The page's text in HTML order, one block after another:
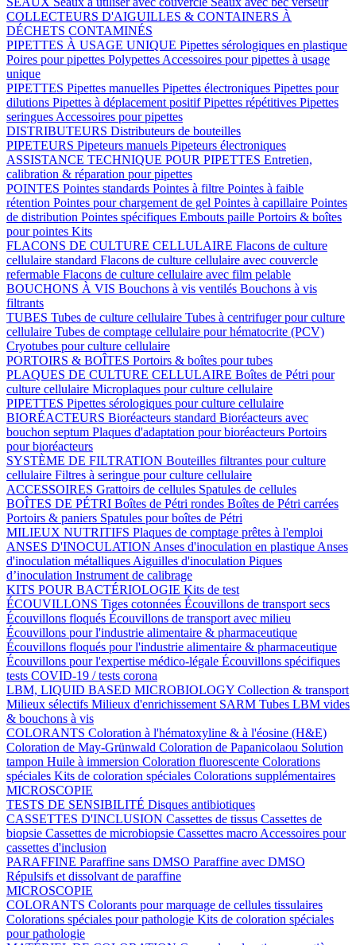
COLLECTEURS D'AIGUILLES & CONTAINERS À
DÉCHETS CONTAMINÉS
PIPETTES À USAGE UNIQUE Pipettes sérologiques en plastique
Poires pour pipettes Polypettes Accessoires pour pipettes à usage
unique
PIPETTES Pipettes manuelles Pipettes électroniques Pipettes pour
dilutions Pipettes à déplacement positifPipettes répétitives Pipettes
seringues Accessoires pour pipettes
DISTRIBUTEURS Distributeurs de bouteilles
PIPETEURS Pipeteurs manuels Pipeteurs électroniques
ASSISTANCE TECHNIQUE POUR PIPETTES Entretien,
calibration & réparation pour pipettes
POINTES Pointes standards Pointes à filtre Pointes à faible
rétention Pointes pour chargement de gel Pointes à capillaire Pointes
de distribution Pointes spécifiques Embouts paille Portoirs & boîtes
pour pointes Kits
FLACONS DE CULTURE CELLULAIRE Flacons de culture
cellulaire standard Flacons de culture cellulaire avec couvercle
refermable Flacons de culture cellulaire avec film pelable
BOUCHONS À VIS Bouchons à vis ventilés Bouchons à vis
filtrants
TUBES Tubes de culture cellulaire Tubes à centrifuger pour culture
cellulaire Tubes de comptage cellulaire pour hématocrite (PCV)
Cryotubes pour culture cellulaire
PORTOIRS & BOÎTES Portoirs & boîtes pour tubes
PLAQUES DE CULTURE CELLULAIRE Boîtes de Pétri pour
culture cellulaire Microplaques pour culture cellulaire
PIPETTES Pipettes sérologiques pour culture cellulaire
BIORÉACTEURS Bioréacteurs standard Bioréacteurs avec
bouchon septum Plaques d'adaptation pour bioréacteurs Portoirs
pour bioréacteurs
SYSTÈME DE FILTRATION Bouteilles filtrantes pour culture
cellulaire Filtres à seringue pour culture cellulaire
ACCESSOIRES Grattoirs de cellules Spatules de cellules
BOÎTES DE PÉTRI Boîtes de Pétri rondes Boîtes de Pétri carrées
Portoirs & paniers Spatules pour boîtes de Pétri
MILIEUX NUTRITIFS Plaques de comptage prêtes à l'emploi
ANSES D'INOCULATION Anses d'inoculation en plastique Anses
d'inoculation métalliques Aiguilles d'inoculation Piques
d’inoculation Instrument de calibrage
KITS POUR BACTÉRIOLOGIE Kits de test
ÉCOUVILLONS Tiges cotonnées Écouvillons de transport secs
Écouvillons floqués Écouvillons de transport avec milieu
Écouvillons pour l'industrie alimentaire & pharmaceutique
Écouvillons floqués pour l'industrie alimentaire & pharmaceutique
Écouvillons pour l'expertise médico-légale Écouvillons spécifiques
tests COVID-19 / tests corona
LBM, LIQUID BASED MICROBIOLOGY Collection & transport
Milieux sélectifs Milieux d'enrichissement SARM Tubes LBM vides
& bouchons à vis
COLORANTS Coloration à l'hématoxyline & à l'éosine (H&E)
Coloration de May-Grünwald Coloration de Papanicolaou Solution
tampon Huile à immersion Coloration fluorescente Colorations
spéciales Kits de coloration spéciales Colorations supplémentaires
MICROSCOPIE
TESTS DE SENSIBILITÉ Disques antibiotiques
CASSETTES D'INCLUSION Cassettes de tissus Cassettes de
biopsie Cassettes de microbiopsie Cassettes macro Accessoires pour
cassettes d'inclusion
PARAFFINE Paraffine sans DMSO Paraffine avec DMSO
Répulsifs et dissolvant de paraffine
MICROSCOPIE
COLORANTS Colorants pour marquage de cellules tissulaires
Colorations spéciales pour pathologie Kits de coloration spéciales
pour pathologie